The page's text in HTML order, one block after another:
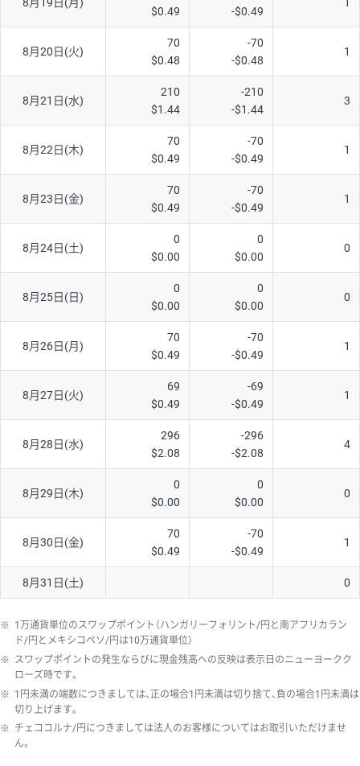
$0.49
-$0.49
8月20日(火)
70
$0.48
-70
-$0.48
1
8月21日(水)
210
$1.44
-210
-$1.44
3
8月22日(木)
70
$0.49
-70
-$0.49
1
8月23日(金)
70
$0.49
-70
-$0.49
1
8月24日(土)
0
$0.00
0
$0.00
0
8月25日(日)
0
$0.00
0
$0.00
0
8月26日(月)
70
$0.49
-70
-$0.49
1
8月27日(火)
69
$0.49
-69
-$0.49
1
8月28日(水)
296
$2.08
-296
-$2.08
4
8月29日(木)
0
$0.00
0
$0.00
0
8月30日(金)
70
$0.49
-70
-$0.49
1
8月31日(土) 0
※ 1万通貨単位のスワップポイント（ハンガリーフォリント/円と南アフリカラン
ド/円とメキシコペソ/円は10万通貨単位）
※ スワップポイントの発生ならびに現金残高への反映は表示日のニューヨークク
ローズ時です。
※ 1円未満の端数につきましては、正の場合1円未満は切り捨て、負の場合1円未満は
切り上げます。
※ チェココルナ/円につきましては法人のお客様についてはお取引いただけませ
ん。